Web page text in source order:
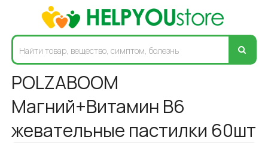
POLZABOOM
Магний+Витамин В6
жевательные пастилки 60шт